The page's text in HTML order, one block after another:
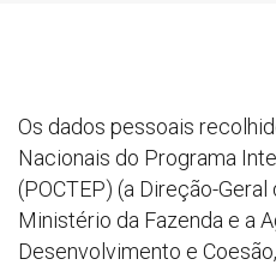
Os dados pessoais
Nacionais do Programa
(POCTEP) (a Direção-
Ministério da Fazenda e a
Desenvolvimento e